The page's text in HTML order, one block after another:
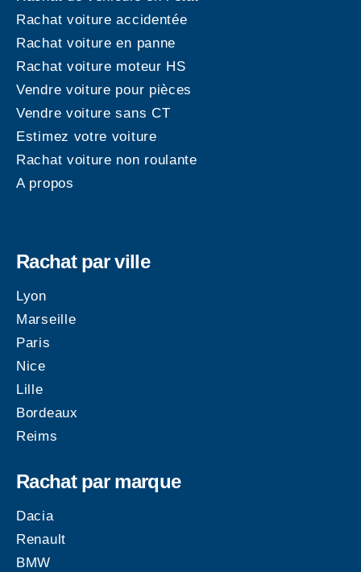
Rachat voiture accidentée
Rachat voiture en panne
Rachat voiture moteur HS
Vendre voiture pour pièces
Vendre voiture sans CT
Estimez votre voiture
Rachat voiture non roulante
A propos
Rachat par ville
Lyon
Marseille
Paris
Nice
Lille
Bordeaux
Reims
Rachat par marque
Dacia
Renault
BMW